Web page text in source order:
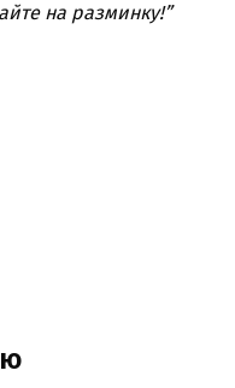
на разминку!”